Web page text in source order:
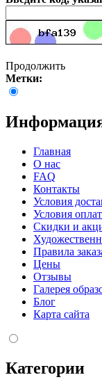
Продолжить
Метки:
Главная
О нас
FAQ
Контакты
Условия
Условия
Скидки и
Правила
Цены
Отзывы
Галерея
Блог
Карта сайта
Категории